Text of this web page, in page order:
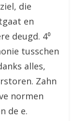
die
en
deugd. 4⁰
tusschen
alles,
Zahn
normen
de e.